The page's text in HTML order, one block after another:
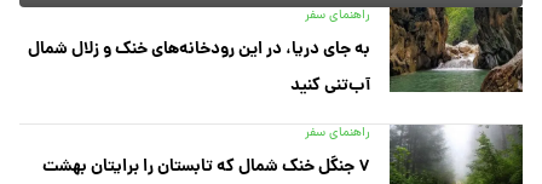
راهنمای سفر
به جای دریا، در این رودخانه‌های خنک و زلال شمال
آب‌تنی کنید
راهنمای سفر
۷ جنگل خنک شمال که تابستان را برایتان بهشت